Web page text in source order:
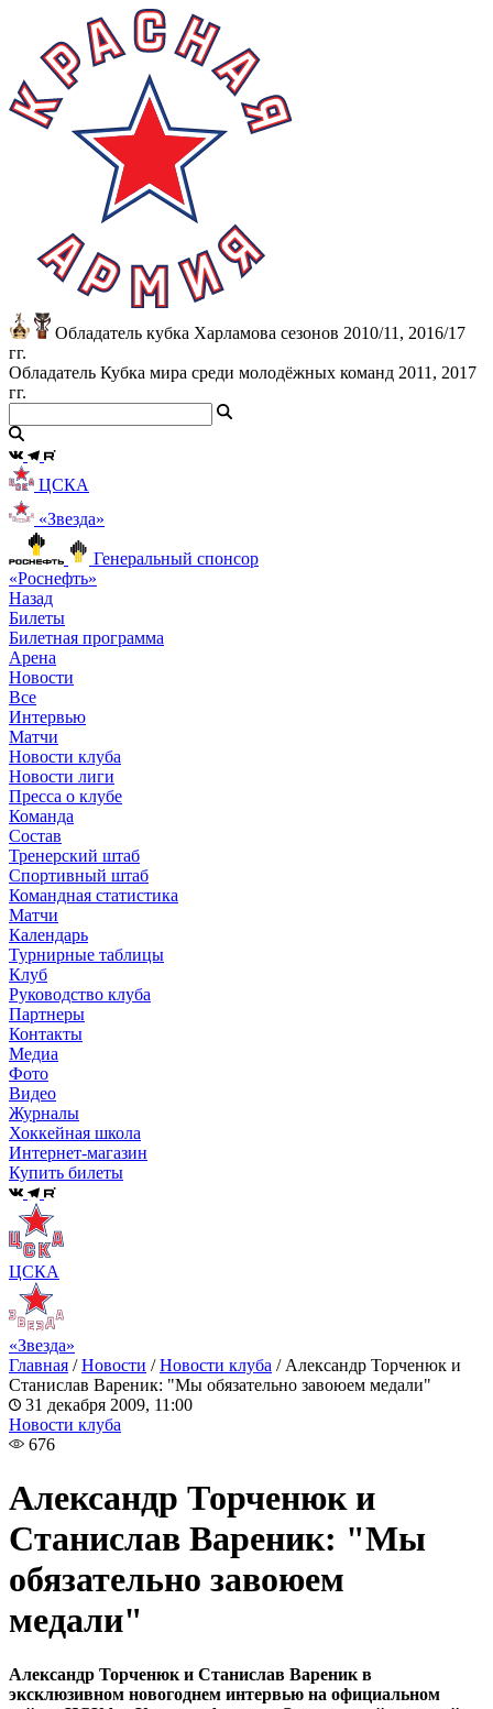
Обладатель кубка Харламова сезонов 2010/11, 2016/17
гг.
Обладатель Кубка мира среди молодёжных команд 2011, 2017
гг.
ЦСКА
«Звезда»
Генеральный спонсор
«Роснефть»
Назад
Билеты
Билетная программа
Арена
Новости
Все
Интервью
Матчи
Новости клуба
Новости лиги
Пресса о клубе
Команда
Состав
Тренерский штаб
Спортивный штаб
Командная статистика
Матчи
Календарь
Турнирные таблицы
Клуб
Руководство клуба
Партнеры
Контакты
Медиа
Фото
Видео
Журналы
Хоккейная школа
Интернет-магазин
Купить билеты
ЦСКА
«Звезда»
Главная /Новости /Новости клуба / Александр Торченюк и
Станислав Вареник: "Мы обязательно завоюем медали"
31 декабря 2009, 11:00
Новости клуба
676
Александр Торченюк и
Станислав Вареник: "Мы
обязательно завоюем
медали"
Александр Торченюк и Станислав Вареник в
эксклюзивном новогоднем интервью на официальном